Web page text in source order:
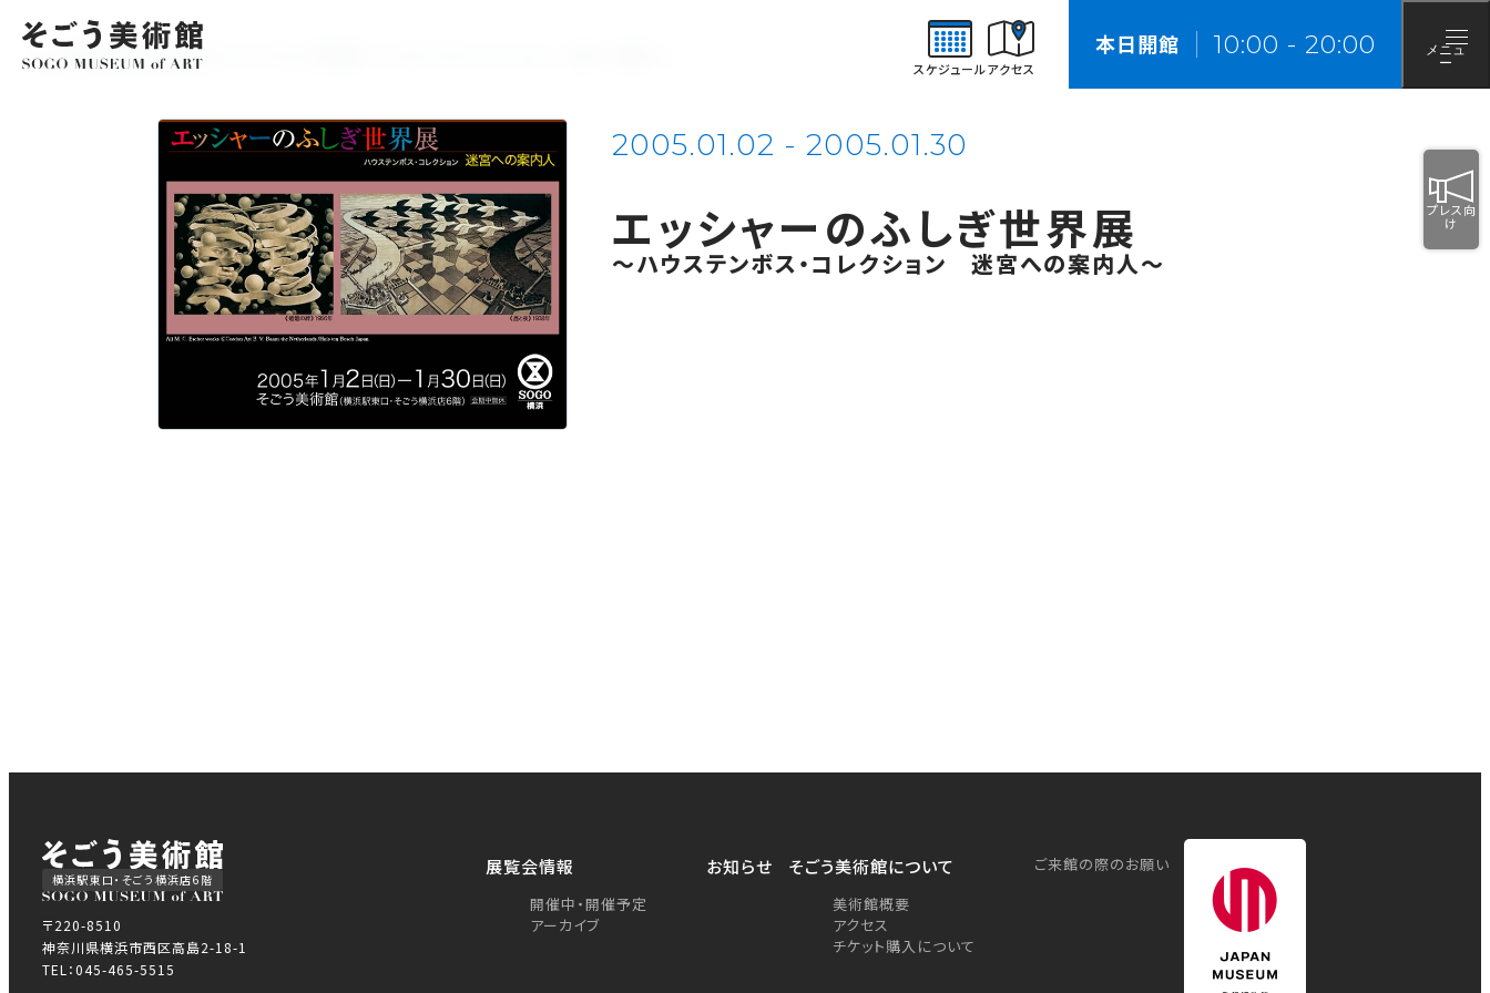
スケジュールアクセス
本日開館 10:00 - 20:00
メニュ
ー
アーカイブ
チケット購入について
ご来館の際のお願い
ホーム 展覧会情報 アーカイブ
エッシャーのふしぎ世界展
～ハウステンボス・コレクション 迷宮への案内人～
2005.01.02 - 2005.01.30
プレス向
け
横浜駅東口・そごう横浜店6階
〒220-8510
神奈川県横浜市西区高島2-18-1
TEL：045-465-5515
展覧会情報
開催中・開催予定
アーカイブ
お知らせ そごう美術館について
美術館概要
アクセス
チケット購入について
ご来館の際のお願い